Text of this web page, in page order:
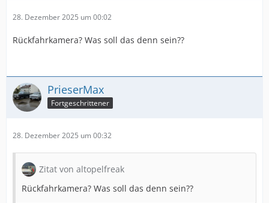
28. Dezember 2025 um 00:02
Rückfahrkamera? Was soll das denn sein??
PrieserMax
Fortgeschrittener
28. Dezember 2025 um 00:32
Zitat von altopelfreak
Rückfahrkamera? Was soll das denn sein??